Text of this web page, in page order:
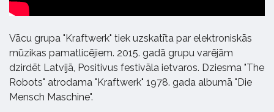
Vācu grupa "Kraftwerk" tiek uzskatīta par elektroniskās
mūzikas pamatlicējiem. 2015. gadā grupu varējām
dzirdēt Latvijā, Positivus festivāla ietvaros. Dziesma "The
Robots" atrodama "Kraftwerk" 1978. gada albumā "Die
Mensch Maschine".